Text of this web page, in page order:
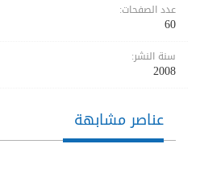
عدد الصفحات:
60
سنة النشر:
2008
عناصر مشابهة